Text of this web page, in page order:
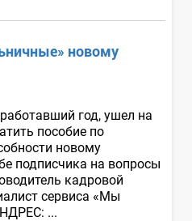
новому
год, ушел на
пособие по
новому
подписчика на вопросы
кадровой
сервиса «Мы
...